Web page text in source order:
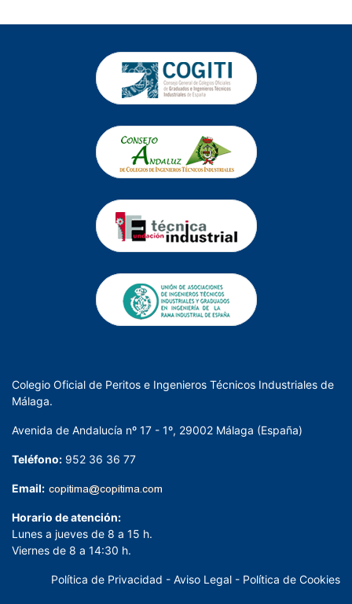
Colegio Oficial de Peritos e Ingenieros Técnicos Industriales de
Málaga.
Avenida de Andalucía nº 17 - 1º, 29002 Málaga (España)
Teléfono: 952 36 36 77
Email:
Horario de atención:
Lunes a jueves de 8 a 15 h.
Viernes de 8 a 14:30 h.
Política de Privacidad - Aviso Legal - Política de Cookies